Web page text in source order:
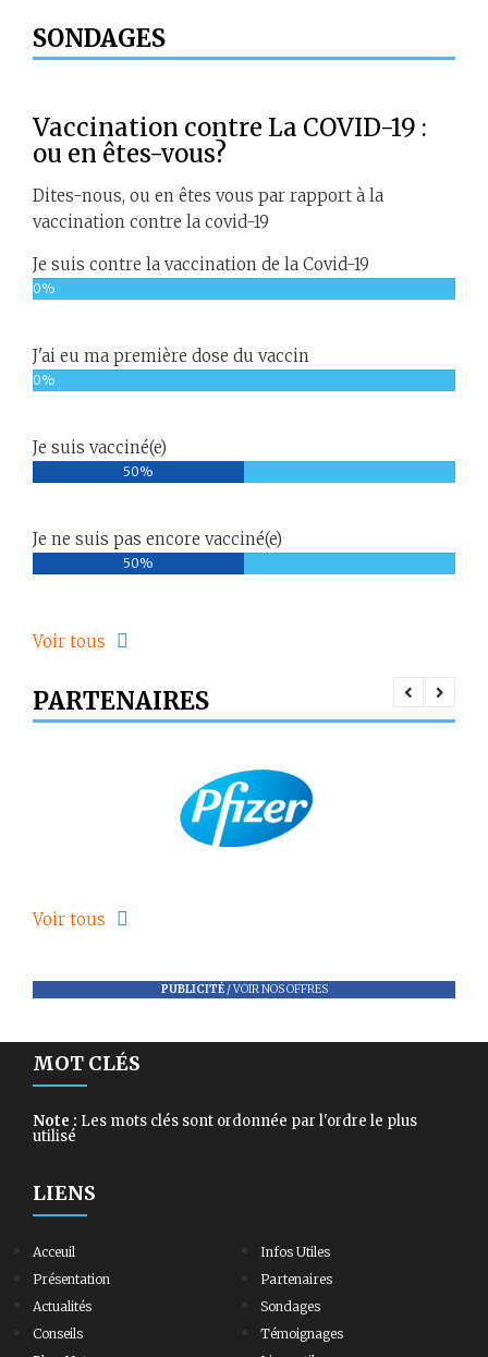
SONDAGES
Vaccination contre La COVID-19 :
ou en êtes-vous?
Dites-nous, ou en êtes vous par rapport à la
vaccination contre la covid-19
Je suis contre la vaccination de la Covid-19
0%
J'ai eu ma première dose du vaccin
0%
Je suis vacciné(e)
50%
Je ne suis pas encore vacciné(e)
50%
Voir tous
PARTENAIRES
Voir tous
PUBLICITÉ/VOIR NOS OFFRES
MOT CLÉS
Note : Les mots clés sont ordonnée par l'ordre le plus
utilisé
LIENS
Acceuil
Présentation
Actualités
Conseils
Infos Utiles
Partenaires
Sondages
Témoignages